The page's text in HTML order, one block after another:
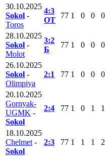
30.10.2025
Sokol -
Toros
4:3
ОТ
77 1 0 0 0
28.10.2025
Sokol -
Molot
3:2
Б
77 1 0 0 0
26.10.2025
Sokol -
Olimpiya
2:1 77 1 0 0 0
20.10.2025
Gornyak-
UGMK -
Sokol
2:4 77 1 0 1 1
18.10.2025
Chelmet -
Sokol
2:3 77 1 1 1 2